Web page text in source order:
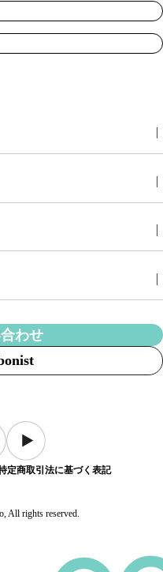
わせ
定商取引法に基づく表記
All rights reserved.